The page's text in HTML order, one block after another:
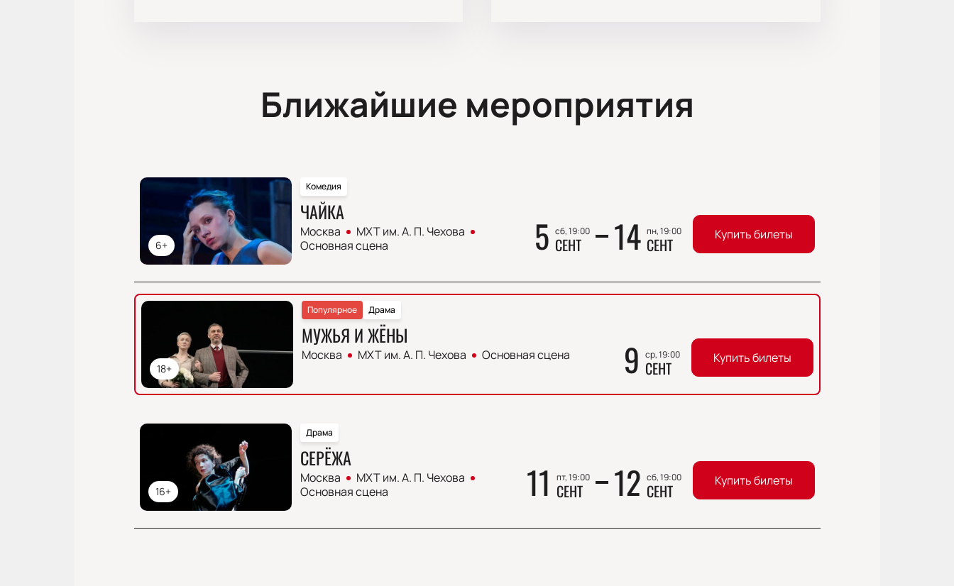
Ближайшие мероприятия
6+
Комедия
ЧАЙКА
Москва
МХТ им. А. П. Чехова
Основная сцена
5 сб, 19:00
СЕНТ 14 пн, 19:00
СЕНТ Купить билеты
18+
Драма
Популярное
МУЖЬЯ И ЖЁНЫ
Москва МХТ им. А. П. Чехова Основная сцена 9 ср, 19:00
СЕНТ Купить билеты
16+
Драма
СЕРЁЖА
Москва
МХТ им. А. П. Чехова
Основная сцена
11 пт, 19:00
СЕНТ 12 сб, 19:00
СЕНТ Купить билеты